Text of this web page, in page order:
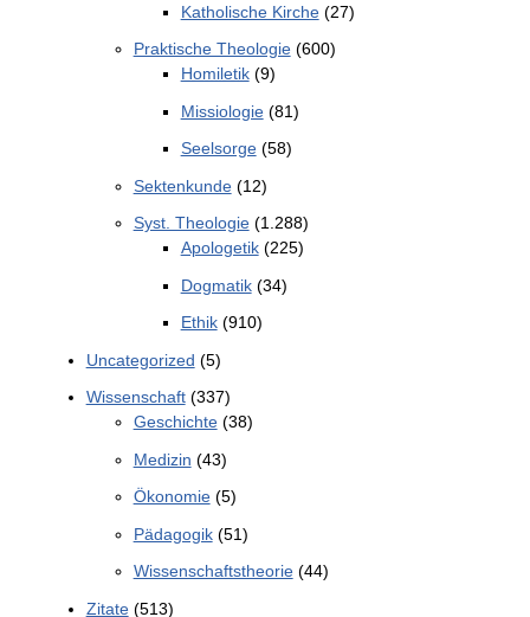
Katholische Kirche(27)
Praktische Theologie(600)
Homiletik(9)
Missiologie(81)
Seelsorge(58)
Sektenkunde(12)
Syst. Theologie(1.288)
Apologetik(225)
Dogmatik(34)
Ethik(910)
Uncategorized (5)
Wissenschaft(337)
Geschichte(38)
Medizin (43)
Ökonomie(5)
Pädagogik(51)
Wissenschaftstheorie(44)
Zitate(513)